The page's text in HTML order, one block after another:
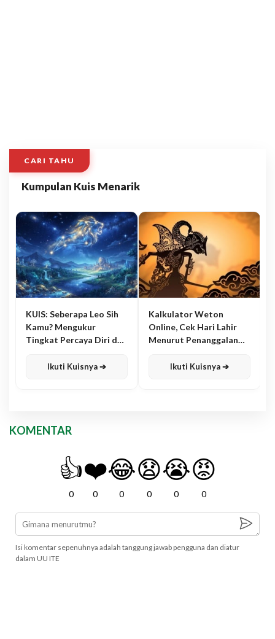
CARI TAHU
Kumpulan Kuis Menarik
KUIS: Seberapa Leo Sih
Kamu? Mengukur
Tingkat Percaya Diri dan
Ikuti Kuisnya ➔
Kalkulator Weton
Online, Cek Hari Lahir
Menurut Penanggalan
Ikuti Kuisnya ➔
KOMENTAR
👍
0
❤️
0
😂
0
😧
0
😭
0
😡
0
Isi komentar sepenuhnya adalah tanggung jawab pengguna dan diatur
dalam UU ITE